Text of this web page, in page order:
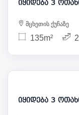
მცხეთის ქუჩაზე
135m² 2